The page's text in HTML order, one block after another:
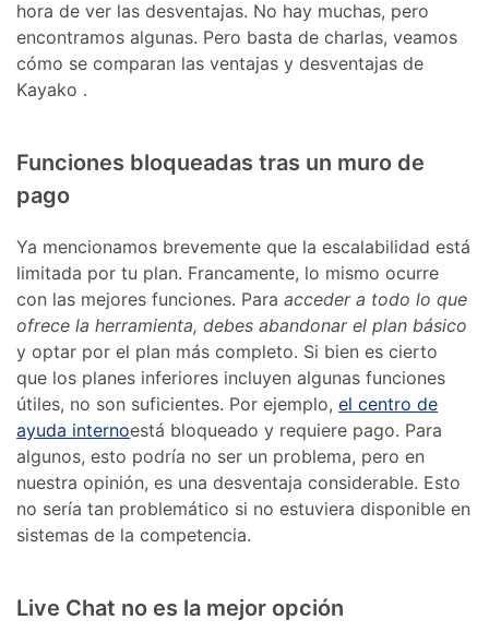
hora de ver las desventajas. No hay muchas, pero
encontramos algunas. Pero basta de charlas, veamos
cómo se comparan las ventajas y desventajas de
Kayako .
Funciones bloqueadas tras un muro de
pago
Ya mencionamos brevemente que la escalabilidad está
limitada por tu plan. Francamente, lo mismo ocurre
con las mejores funciones. Paraacceder a todo lo que
ofrece la herramienta, debes abandonar el plan básico
y optar por el plan más completo. Si bien es cierto
que los planes inferiores incluyen algunas funciones
útiles, no son suficientes. Por ejemplo,el centro de
ayuda internoestá bloqueado y requiere pago. Para
algunos, esto podría no ser un problema, pero en
nuestra opinión, es una desventaja considerable. Esto
no sería tan problemático si no estuviera disponible en
sistemas de la competencia.
Live Chat no es la mejor opción